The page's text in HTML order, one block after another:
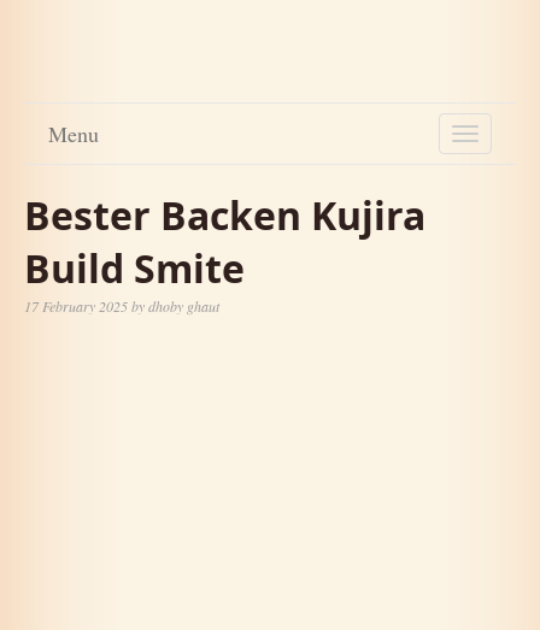
Menu
Bester Backen Kujira
Build Smite
17 February 2025bydhoby ghaut